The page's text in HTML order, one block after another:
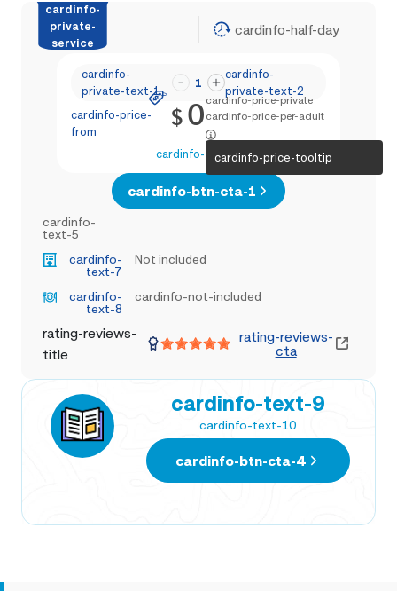
cardinfo-
private-
service
cardinfo-half-day
cardinfo-
private-text-1
1
cardinfo-
private-text-2
cardinfo-price-
from
$0 cardinfo-price-private
cardinfo-price-per-adult
cardinfo-price-tooltip
cardinfo-text-4
cardinfo-btn-cta-1
cardinfo-
text-5
cardinfo-
text-7
Not included
cardinfo-
text-8
cardinfo-not-included
rating-reviews-
title
rating-reviews-
cta
cardinfo-text-9
cardinfo-text-10
cardinfo-btn-cta-4